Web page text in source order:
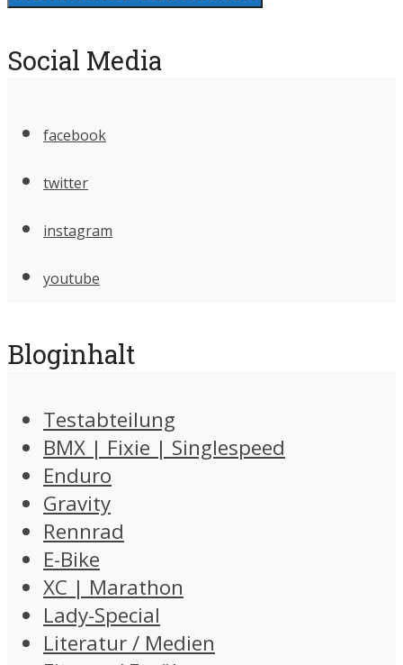
Social Media
facebook
twitter
instagram
youtube
Bloginhalt
Testabteilung
BMX | Fixie | Singlespeed
Enduro
Gravity
Rennrad
E-Bike
XC | Marathon
Lady-Special
Literatur / Medien